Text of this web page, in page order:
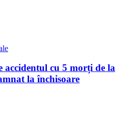
accidentul cu 5 morți de la
la închisoare